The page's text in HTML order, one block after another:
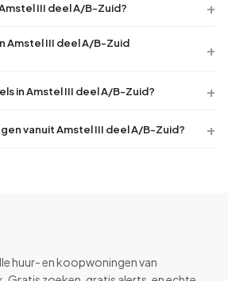
III deel A/B-Zuid?
Amstel III deel A/B-Zuid
in Amstel III deel A/B-Zuid?
vanuit Amstel III deel A/B-Zuid?
huur- en koopwoningen van